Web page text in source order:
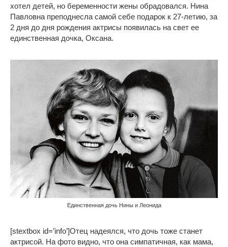
хотел детей, но беременности жены обрадовался. Нина
Павловна преподнесла самой себе подарок к 27-летию, за
2 дня до дня рождения актрисы появилась на свет ее
единственная дочка, Оксана.
Единственная дочь Нины и Леонида
[stextbox id=’info’]Отец надеялся, что дочь тоже станет
актрисой. На фото видно, что она симпатичная, как мама,